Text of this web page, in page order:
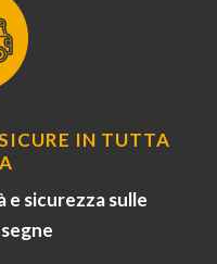
IN TUTTA
e sicurezza sulle